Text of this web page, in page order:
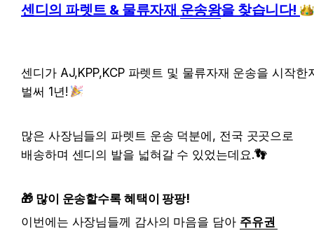
센디의 파렛트 & 물류자재 운송왕을 찾습니다!
센디가 AJ,KPP,KCP 파렛트 및 물류자재 운송을 시작한
벌써 1년!
많은 사장님들의 파렛트 운송 덕분에, 전국 곳곳으로
배송하며 센디의 발을 넓혀갈 수 있었는데요.👣
🎁 많이 운송할수록 혜택이 팡팡!
이번에는 사장님들께 감사의 마음을 담아 주유권